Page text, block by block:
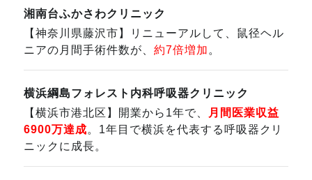
湘南台ふかさわクリニック
【神奈川県藤沢市】リニューアルして、鼠径ヘル
ニアの月間手術件数が、 約7倍増加 。
横浜綱島フォレスト内科呼吸器クリニック
【横浜市港北区】開業から1年で、
月間医業収益
6900万達成。1年目で横浜を代表する呼吸器クリ
ニックに成長。